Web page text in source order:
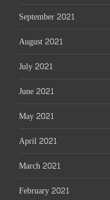
September 2021
August 2021
July 2021
June 2021
May 2021
April 2021
March 2021
February 2021